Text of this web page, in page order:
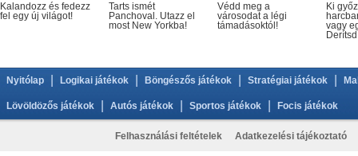
Kalandozz és fedezz
fel egy új világot!
Tarts ismét
Panchoval. Utazz el
most New Yorkba!
Védd meg a
városodat a légi
támadásoktól!
Ki
vagy
Nyitólap Logikai játékok Böngészős játékok Stratégiai játékok
Lövöldözős játékok Autós játékok Sportos játékok Focis játékok
Felhasználási feltételek Adatkezelési tájékoztató